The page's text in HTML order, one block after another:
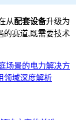
从配套设备升级为
的赛道,既需要技术
场景的电力解决方
领域深度解析